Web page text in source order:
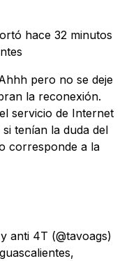
hace 32 minutos
pero no se deje
la reconexión.
servicio de Internet
tenían la duda del
corresponde a la
anti 4T (@tavoags)